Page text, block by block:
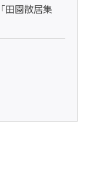
田園散居集